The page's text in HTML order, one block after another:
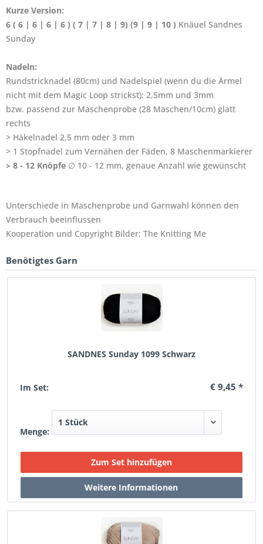
Kurze Version:
6 ( 6 | 6 | 6 | 6 ) ( 7 | 7 | 8 | 9) (9 | 9 | 10 ) Knäuel Sandnes
Sunday
Nadeln:
Rundstricknadel (80cm) und Nadelspiel (wenn du die Ärmel
nicht mit dem Magic Loop strickst): 2,5mm und 3mm
bzw. passend zur Maschenprobe (28 Maschen/10cm) glatt
rechts
> Häkelnadel 2,5 mm oder 3 mm
> 1 Stopfnadel zum Vernähen der Fäden, 8 Maschenmarkierer
> 8 - 12 Knöpfe ∅ 10 - 12 mm, genaue Anzahl wie gewünscht
Unterschiede in Maschenprobe und Garnwahl können den
Verbrauch beeinflussen
Kooperation und Copyright Bilder: The Knitting Me
Benötigtes Garn
SANDNES Sunday 1099 Schwarz
Im Set: € 9,45 *
Menge: